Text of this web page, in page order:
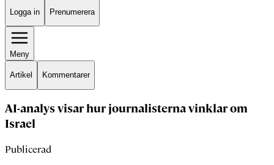
Logga in Prenumerera
Meny
Artikel Kommentarer
AI-analys visar hur journalisterna vinklar om
Israel
Publicerad